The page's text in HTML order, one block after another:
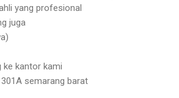
yang profesional
juga
ke kantor kami
semarang barat